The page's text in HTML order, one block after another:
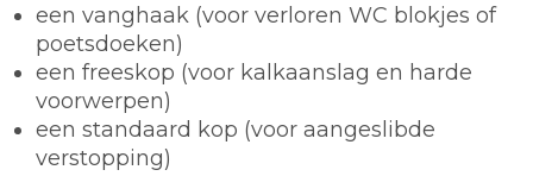
een vanghaak (voor verloren WC blokjes of
poetsdoeken)
een freeskop (voor kalkaanslag en harde
voorwerpen)
een standaard kop (voor aangeslibde
verstopping)